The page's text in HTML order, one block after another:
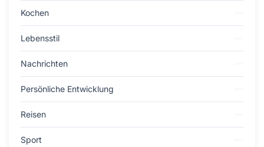
Kochen
Lebensstil
Nachrichten
Persönliche Entwicklung
Reisen
Sport